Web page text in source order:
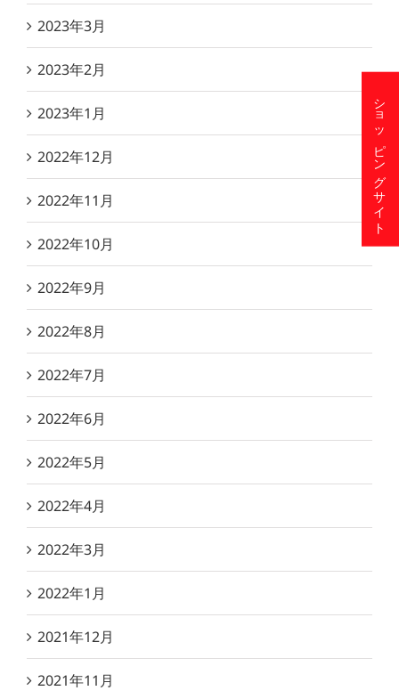
2023年3月
2023年2月
2023年1月
2022年12月
2022年11月
2022年10月
2022年9月
2022年8月
2022年7月
2022年6月
2022年5月
2022年4月
2022年3月
2022年1月
2021年12月
2021年11月
ショッピングサイト